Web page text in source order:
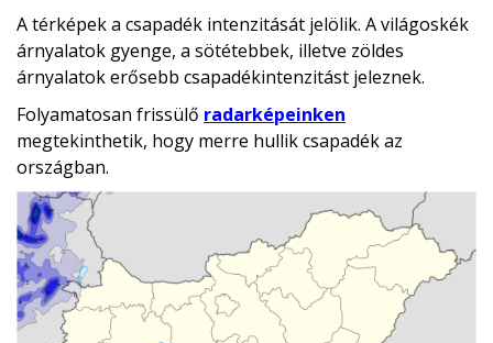
A térképek a csapadék intenzitását jelölik. A világoskék
árnyalatok gyenge, a sötétebbek, illetve zöldes
árnyalatok erősebb csapadékintenzitást jeleznek.
Folyamatosan frissülő radarképeinken
megtekinthetik, hogy merre hullik csapadék az
országban.